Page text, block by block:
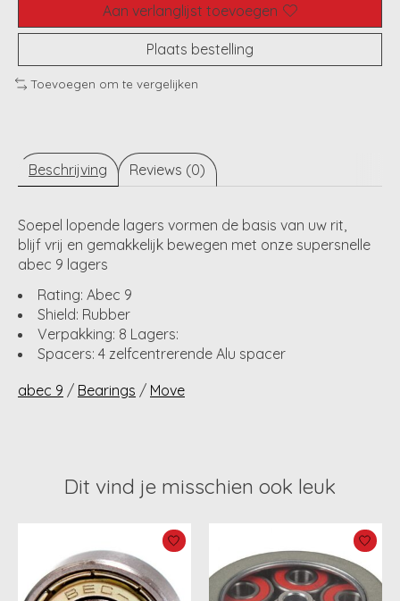
Aan verlanglijst toevoegen
Plaats bestelling
Toevoegen om te vergelijken
Beschrijving Reviews (0)
Soepel lopende lagers vormen de basis van uw rit,
blijf vrij en gemakkelijk bewegen met onze supersnelle
abec 9 lagers
Rating: Abec 9
Shield: Rubber
Verpakking: 8 Lagers:
Spacers: 4 zelfcentrerende Alu spacer
abec 9 / Bearings / Move
Dit vind je misschien ook leuk
Items van productcarrousel